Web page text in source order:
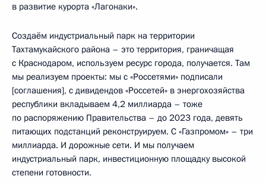
в развитие курорта «Лагонаки».
Создаём индустриальный парк на территории
Тахтамукайского района – это территория, граничащая
с Краснодаром, используем ресурс города, получается. Там
мы реализуем проекты: мы с «Россетями» подписали
[соглашения], с дивидендов «Россетей» в энергохозяйства
республики вкладываем 4,2 миллиарда – тоже
по распоряжению Правительства – до 2023 года, девять
питающих подстанций реконструируем. С «Газпромом» – три
миллиарда. И дорожные сети. И мы получаем
индустриальный парк, инвестиционную площадку высокой
степени готовности.